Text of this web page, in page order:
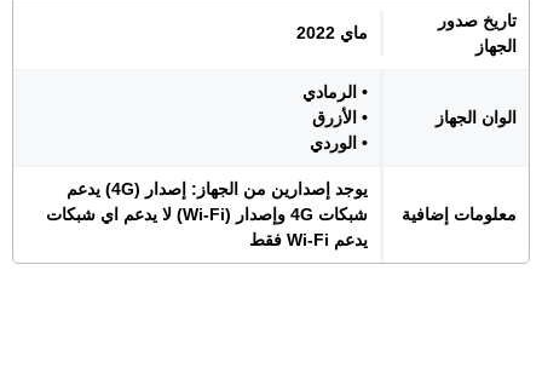
تاريخ صدور
الجهاز
ماي 2022
الوان الجهاز
• الرمادي
• الأزرق
• الوردي
معلومات إضافية
يوجد إصدارين من الجهاز: إصدار (4G) يدعم
شبكات 4G وإصدار (Wi-Fi) لا يدعم اي شبكات
يدعم Wi-Fi فقط